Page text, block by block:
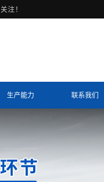
注！
生产能力 联系我们